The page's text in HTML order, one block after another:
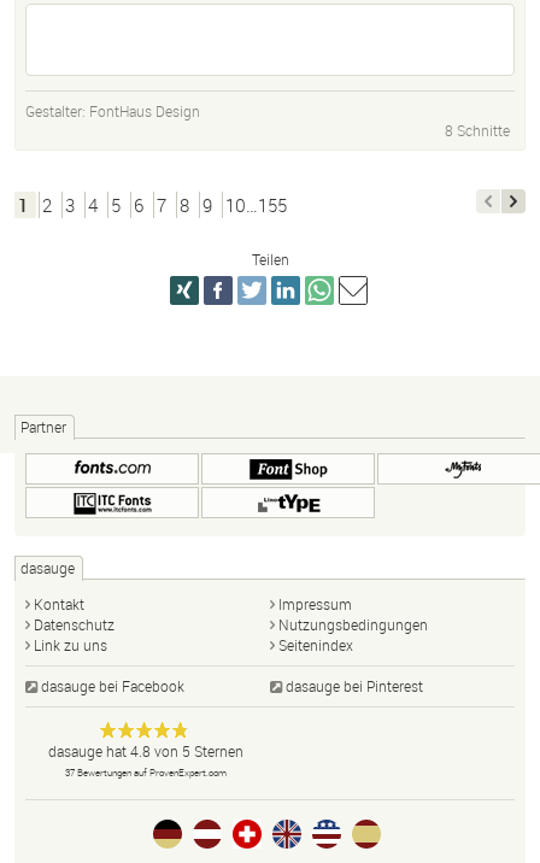
Gestalter: FontHaus Design
8 Schnitte
1 2 3 4 5 6 7 8 9 10…155
Teilen
Partner
dasauge
Kontakt
Impressum
Datenschutz
Nutzungsbedingungen
Link zu uns
Seitenindex
dasauge bei Facebook dasauge bei Pinterest
dasauge
Designer,
Fotografen,
Agenturen,
Portfolios
und Jobs.
Anonym
dasaugehat4.8 von 5 Sternen
37Bewertungen auf ProvenExpert.com